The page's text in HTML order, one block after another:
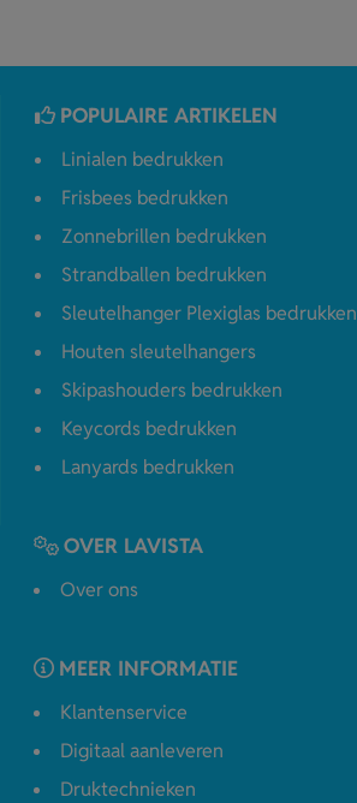
POPULAIRE ARTIKELEN
Linialen bedrukken
Frisbees bedrukken
Zonnebrillen bedrukken
Strandballen bedrukken
Sleutelhanger Plexiglas bedrukken
Houten sleutelhangers
Skipashouders bedrukken
Keycords bedrukken
Lanyards bedrukken
OVER LAVISTA
Over ons
MEER INFORMATIE
Klantenservice
Digitaal aanleveren
Druktechnieken